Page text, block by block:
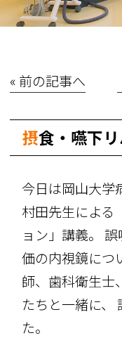
« 前の記事へ
摂食・嚥下
今日は岡山大学
村田先生による
ョン」講義。
価の内視鏡につ
師、歯科衛生士
たちと一緒に、
た。